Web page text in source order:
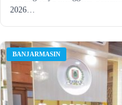
2026…
BANJARMASIN